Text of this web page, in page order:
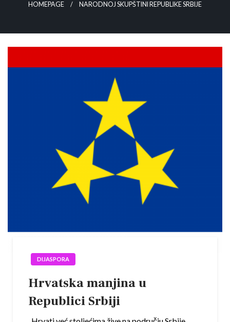
HOMEPAGE NARODNOJ SKUPŠTINI REPUBLIKE SRBIJE
DIJASPORA
Hrvatska manjina u
Republici Srbiji